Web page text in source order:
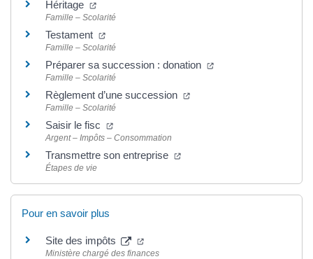
Héritage
Famille – Scolarité
Testament
Famille – Scolarité
Préparer sa succession : donation
Famille – Scolarité
Règlement d’une succession
Famille – Scolarité
Saisir le fisc
Argent – Impôts – Consommation
Transmettre son entreprise
Étapes de vie
Pour en savoir plus
Site des impôts
Ministère chargé des finances